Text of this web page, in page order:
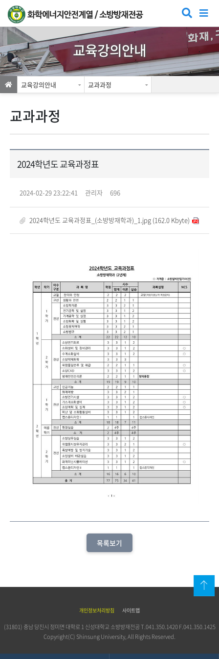
교육강의안내
교육강의안내 교과과정
교과과정
2024학년도 교육과정표
2024-02-29 23:22:41 관리자 696
2024학년도 교육과정표_(소방방재학과)_1.jpg (162.0 Kbyte)
목록보기
위로
개인정보처리방침 사이트맵
(31801) 충남 당진시 정미면 대학로 1 신성대학교 소방방재전공T.041.350.1420 F.041.350.1425
Copyright(C) Shinsung University, All Rights Reserved.